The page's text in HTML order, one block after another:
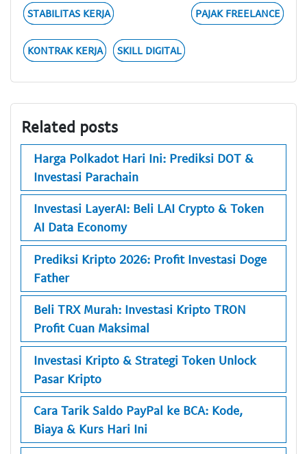
STABILITAS KERJA PAJAK FREELANCE
KONTRAK KERJA SKILL DIGITAL
Related posts
Harga Polkadot Hari Ini: Prediksi DOT &
Investasi Parachain
Investasi LayerAI: Beli LAI Crypto & Token
AI Data Economy
Prediksi Kripto 2026: Profit Investasi Doge
Father
Beli TRX Murah: Investasi Kripto TRON
Profit Cuan Maksimal
Investasi Kripto & Strategi Token Unlock
Pasar Kripto
Cara Tarik Saldo PayPal ke BCA: Kode,
Biaya & Kurs Hari Ini